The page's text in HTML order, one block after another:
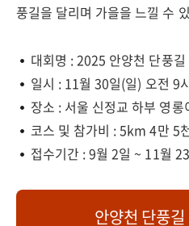
풍길을 달리며 가을을 느낄 수
대회명 : 2025 안양천 단풍길
일시 : 11월 30일(일) 오전 9
장소 : 서울 신정교 하부 영롱
코스 및 참가비 : 5km 4만 5
접수기간 : 9월 2일 ~ 11월
안양천 단풍